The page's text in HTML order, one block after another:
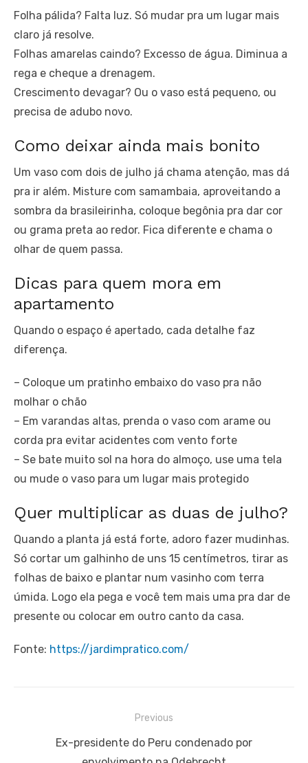
Folha pálida? Falta luz. Só mudar pra um lugar mais
claro já resolve.
Folhas amarelas caindo? Excesso de água. Diminua a
rega e cheque a drenagem.
Crescimento devagar? Ou o vaso está pequeno, ou
precisa de adubo novo.
Como deixar ainda mais bonito
Um vaso com dois de julho já chama atenção, mas dá
pra ir além. Misture com samambaia, aproveitando a
sombra da brasileirinha, coloque begônia pra dar cor
ou grama preta ao redor. Fica diferente e chama o
olhar de quem passa.
Dicas para quem mora em
apartamento
Quando o espaço é apertado, cada detalhe faz
diferença.
– Coloque um pratinho embaixo do vaso pra não
molhar o chão
– Em varandas altas, prenda o vaso com arame ou
corda pra evitar acidentes com vento forte
– Se bate muito sol na hora do almoço, use uma tela
ou mude o vaso para um lugar mais protegido
Quer multiplicar as duas de julho?
Quando a planta já está forte, adoro fazer mudinhas.
Só cortar um galhinho de uns 15 centímetros, tirar as
folhas de baixo e plantar num vasinho com terra
úmida. Logo ela pega e você tem mais uma pra dar de
presente ou colocar em outro canto da casa.
Fonte: https://jardimpratico.com/
Previous
PreviousEx-presidente do Peru condenado por